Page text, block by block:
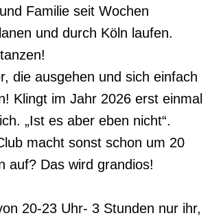
Familie seit Wochen
und durch Köln laufen.
die ausgehen und sich einfach
Klingt im Jahr 2026 erst einmal
„Ist es aber eben nicht“.
macht sonst schon um 20
auf? Das wird grandios!
20-23 Uhr- 3 Stunden nur ihr,